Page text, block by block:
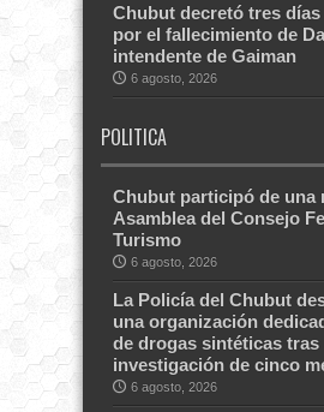
Chubut decretó tres
por el fallecimiento de
intendente de Gaiman
6 agosto, 2026
POLITICA
Chubut participó de una
Asamblea del Consejo
Turismo
6 agosto, 2026
La Policía del Chubut
una organización
de drogas sintéticas tras
investigación de cinco
6 agosto, 2026